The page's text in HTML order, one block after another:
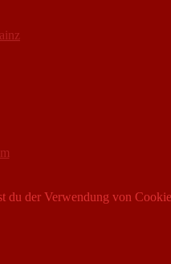
du der Verwendung von